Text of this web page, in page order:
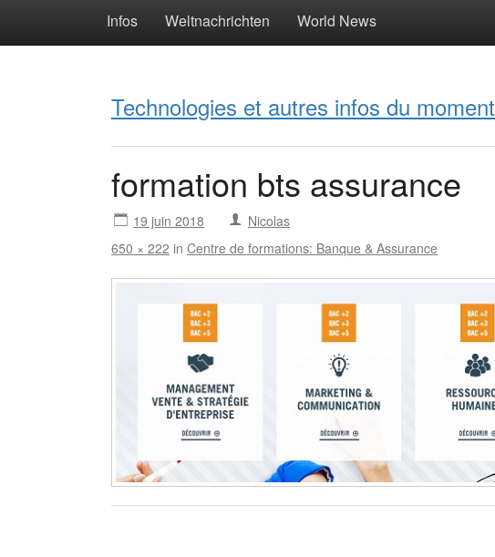
Infos Weltnachrichten World News
Technologies et autres infos du moment
formation bts assurance
19 juin 2018
Nicolas
650 × 222 in Centre de formations: Banque & Assurance